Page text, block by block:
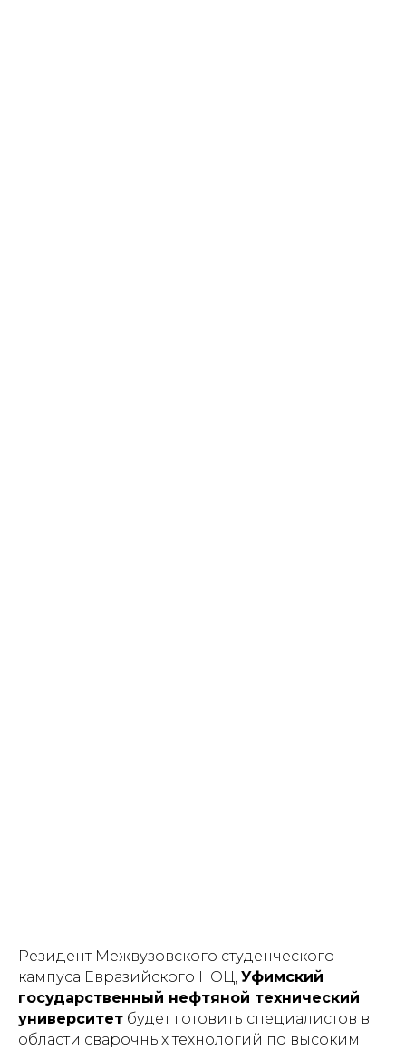
Резидент Межвузовского студенческого
кампуса Евразийского НОЦ, Уфимский
государственный нефтяной технический
университет будет готовить специалистов в
области сварочных технологий по высоким